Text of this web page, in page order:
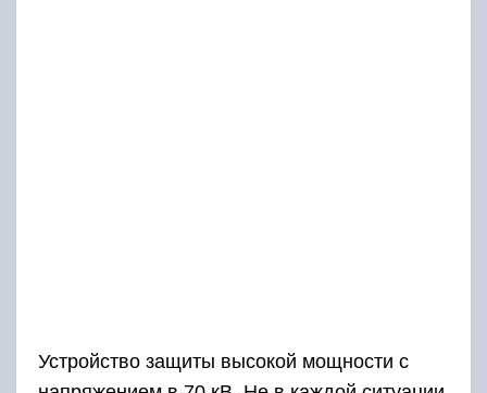
Устройство защиты высокой мощности с